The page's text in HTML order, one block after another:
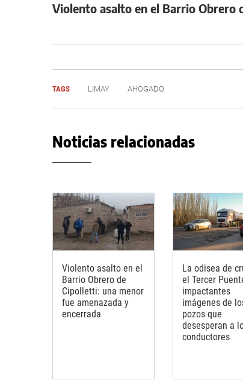
Violento asalto en el Barrio Obrero
TAGS LIMAY AHOGADO
Noticias relacionadas
Violento asalto en el
Barrio Obrero de
Cipolletti: una menor
fue amenazada y
encerrada
La odisea de
el Tercer
impactantes
imágenes de
pozos que
desesperan a
conductores